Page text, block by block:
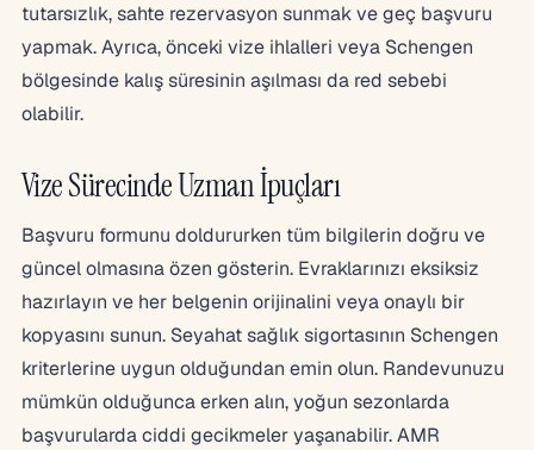
tutarsızlık, sahte rezervasyon sunmak ve geç başvuru
yapmak. Ayrıca, önceki vize ihlalleri veya Schengen
bölgesinde kalış süresinin aşılması da red sebebi
olabilir.
Vize Sürecinde Uzman İpuçları
Başvuru formunu doldururken tüm bilgilerin doğru ve
güncel olmasına özen gösterin. Evraklarınızı eksiksiz
hazırlayın ve her belgenin orijinalini veya onaylı bir
kopyasını sunun. Seyahat sağlık sigortasının Schengen
kriterlerine uygun olduğundan emin olun. Randevunuzu
mümkün olduğunca erken alın, yoğun sezonlarda
başvurularda ciddi gecikmeler yaşanabilir. AMR